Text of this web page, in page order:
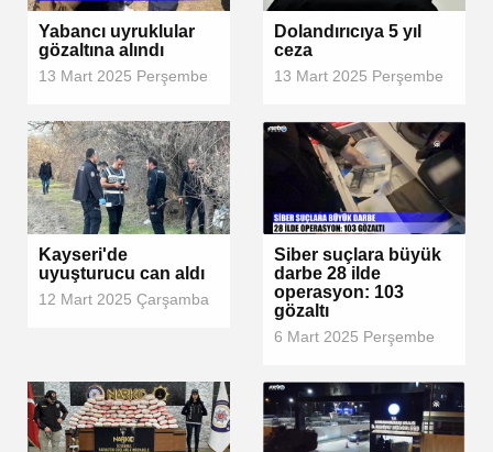
Yabancı uyruklular
gözaltına alındı
13 Mart 2025 Perşembe
Dolandırıcıya 5 yıl
ceza
13 Mart 2025 Perşembe
Kayseri'de
uyuşturucu can aldı
12 Mart 2025 Çarşamba
Siber suçlara büyük
darbe 28 ilde
operasyon: 103
gözaltı
6 Mart 2025 Perşembe